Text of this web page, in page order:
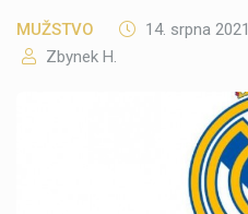
MUŽSTVO 14. srpna 2021
Zbynek H.